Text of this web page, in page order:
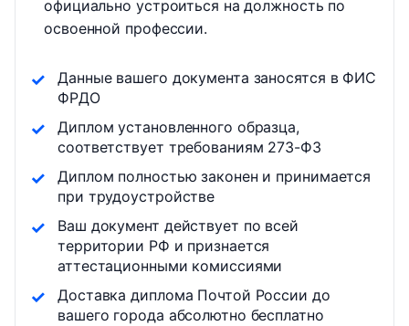
официально устроиться на должность по
освоенной профессии.
Данные вашего документа заносятся в ФИС
ФРДО
Диплом установленного образца,
соответствует требованиям 273-ФЗ
Диплом полностью законен и принимается
при трудоустройстве
Ваш документ действует по всей
территории РФ и признается
аттестационными комиссиями
Доставка диплома Почтой России до
вашего города абсолютно бесплатно